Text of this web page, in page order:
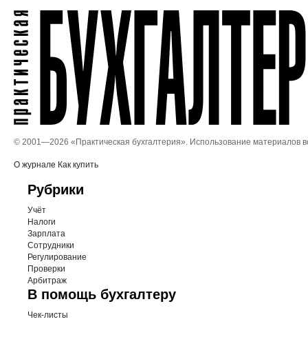
© 2001—2026 «Практическая бухгалтерия». Использование
О журнале Как купить
Рубрики
Учёт
Налоги
Зарплата
Сотрудники
Регулирование
Проверки
Арбитраж
В помощь бухгалтеру
Чек-листы